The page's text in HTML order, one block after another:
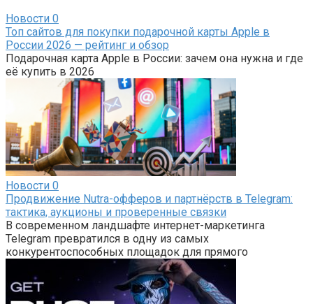
Новости 0
Топ сайтов для покупки подарочной карты Apple в
России 2026 — рейтинг и обзор
Подарочная карта Apple в России: зачем она нужна и где
её купить в 2026
Новости 0
Продвижение Nutra-офферов и партнёрств в Telegram:
тактика, аукционы и проверенные связки
В современном ландшафте интернет-маркетинга
Telegram превратился в одну из самых
конкурентоспособных площадок для прямого